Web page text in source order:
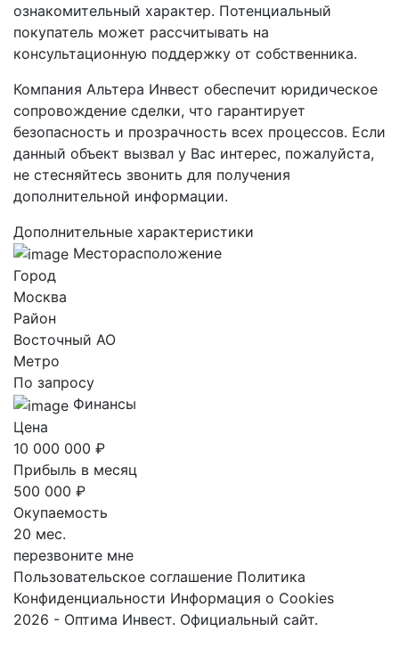
ознакомительный характер. Потенциальный
покупатель может рассчитывать на
консультационную поддержку от собственника.
Компания Альтера Инвест обеспечит юридическое
сопровождение сделки, что гарантирует
безопасность и прозрачность всех процессов. Если
данный объект вызвал у Вас интерес, пожалуйста,
не стесняйтесь звонить для получения
дополнительной информации.
Дополнительные характеристики
Месторасположение
Город
Москва
Район
Восточный AO
Метро
По запросу
Финансы
Цена
10 000 000 ₽
Прибыль в месяц
500 000 ₽
Окупаемость
20 мес.
перезвоните мне
Пользовательское соглашение Политика
Конфиденциальности Информация о Cookies
2026 - Оптима Инвест. Официальный сайт.